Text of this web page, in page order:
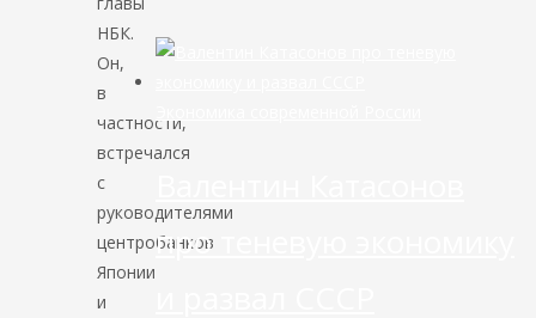
НБК.
Он,
в
частности,
встречался
с
руководителями
центробанков
Японии
и
про теневую экономику